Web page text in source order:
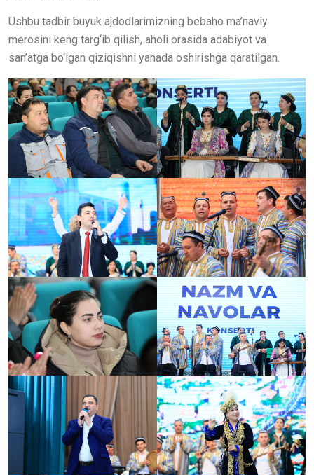
Ushbu tadbir buyuk ajdodlarimizning bebaho ma’naviy
merosini keng targ‘ib qilish, aholi orasida adabiyot va
san’atga bo‘lgan qiziqishni yanada oshirishga qaratilgan.